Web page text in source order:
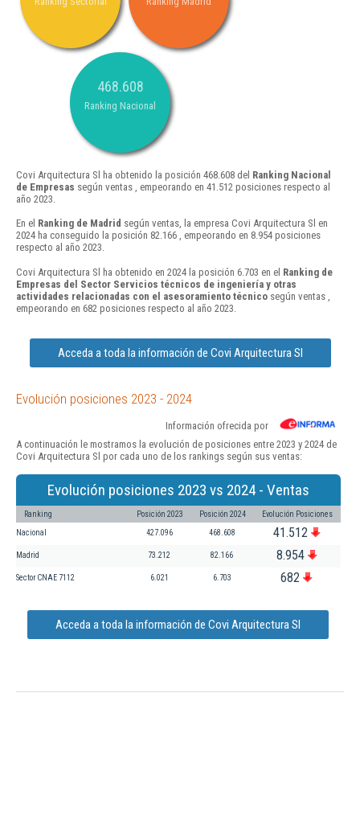
468.608
Ranking Nacional
Covi Arquitectura Sl ha obtenido la posición 468.608 del Ranking Nacional
de Empresas según ventas , empeorando en 41.512 posiciones respecto al
año 2023.
En el Ranking de Madrid según ventas, la empresa Covi Arquitectura Sl en
2024 ha conseguido la posición 82.166 , empeorando en 8.954 posiciones
respecto al año 2023.
Covi Arquitectura Sl ha obtenido en 2024 la posición 6.703 en el Ranking de
Empresas del Sector Servicios técnicos de ingeniería y otras
actividades relacionadas con el asesoramiento técnico según ventas ,
empeorando en 682 posiciones respecto al año 2023.
Acceda a toda la información de Covi Arquitectura Sl
Evolución posiciones 2023 - 2024
Información ofrecida por
A continuación le mostramos la evolución de posiciones entre 2023 y 2024 de
Covi Arquitectura Sl por cada uno de los rankings según sus ventas:
Evolución posiciones 2023 vs 2024 - Ventas
Ranking Posición 2023 Posición 2024 Evolución Posiciones
Nacional 427.096 468.608 41.512
Madrid 73.212 82.166 8.954
Sector CNAE 7112 6.021 6.703 682
Acceda a toda la información de Covi Arquitectura Sl